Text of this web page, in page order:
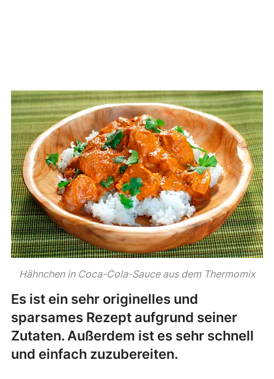
Hähnchen in Coca-Cola-Sauce aus dem Thermomix
Es ist ein sehr originelles und
sparsames Rezept aufgrund seiner
Zutaten. Außerdem ist es sehr schnell
und einfach zuzubereiten.